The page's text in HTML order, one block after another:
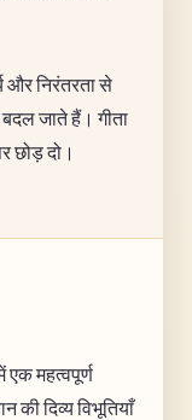
और निरंतरता से
जाते हैं। गीता
छोड़ दो।
एक महत्वपूर्ण
की दिव्य विभूतियाँ